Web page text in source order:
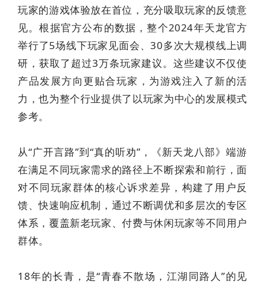
玩家的游戏体验放在首位，充分吸取玩家的反馈意
见。根据官方公布的数据，整个2024年天龙官方
举行了5场线下玩家见面会、30多次大规模线上调
研，获取了超过3万条玩家建议。这些建议不仅使
产品发展方向更贴合玩家，为游戏注入了新的活
力，也为整个行业提供了以玩家为中心的发展模式
参考。
从“广开言路”到“真的听劝”，《新天龙八部》端游
在满足不同玩家需求的路径上不断探索和前行，面
对不同玩家群体的核心诉求差异，构建了用户反
馈、快速响应机制，通过不断调优和多层次的专区
体系，覆盖新老玩家、付费与休闲玩家等不同用户
群体。
18年的长青，是“青春不散场，江湖同路人”的见